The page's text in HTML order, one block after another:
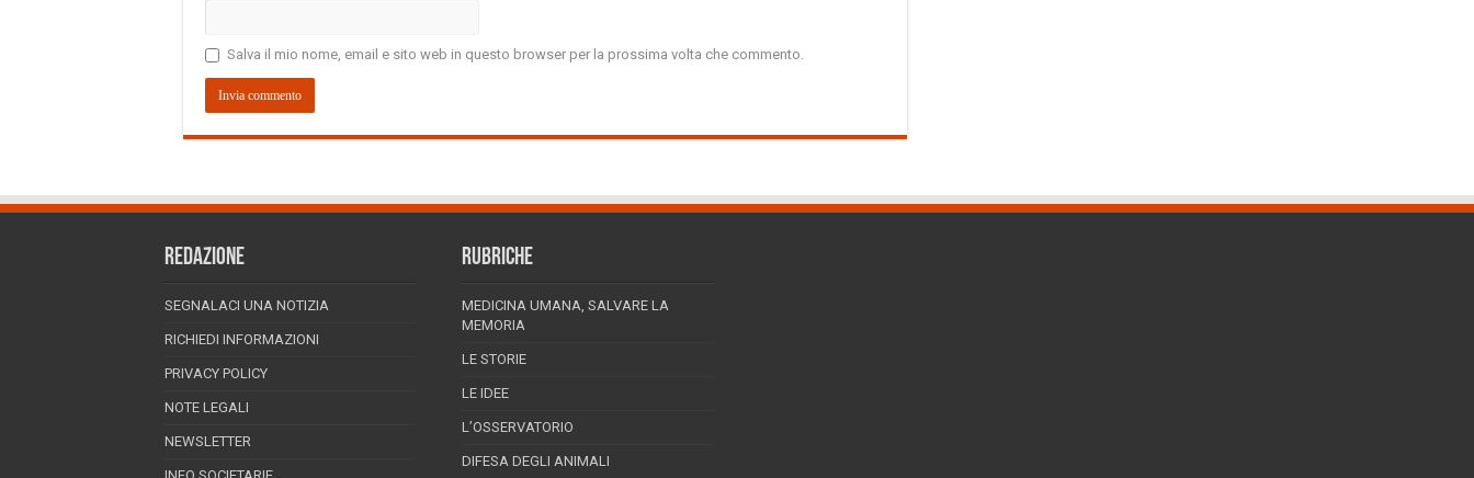
Salva il mio nome, email e sito web in questo browser per la prossima volta che commento.
REDAZIONE
SEGNALACI UNA NOTIZIA
RICHIEDI INFORMAZIONI
PRIVACY POLICY
NOTE LEGALI
NEWSLETTER
RUBRICHE
MEDICINA UMANA, SALVARE LA
MEMORIA
LE STORIE
LE IDEE
L’OSSERVATORIO
DIFESA DEGLI ANIMALI